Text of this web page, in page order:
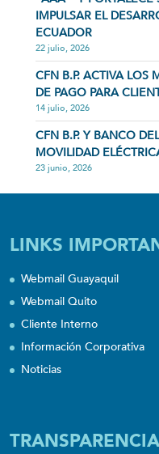
IMPULSAR EL
ECUADOR
22 julio, 2026
CFN B.P. ACTIVA LOS
DE PAGO PARA
14 julio, 2026
CFN B.P. Y BANCO
MOVILIDAD
23 junio, 2026
LINKS
Webmail Guayaquil
Webmail Quito
Cliente Interno
Información Corporativa
Noticias
TRANSPARENCIA